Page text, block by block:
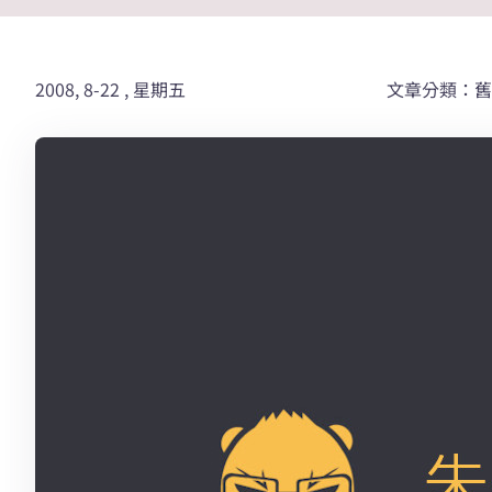
2008, 8-22 , 星期五 文章分類：